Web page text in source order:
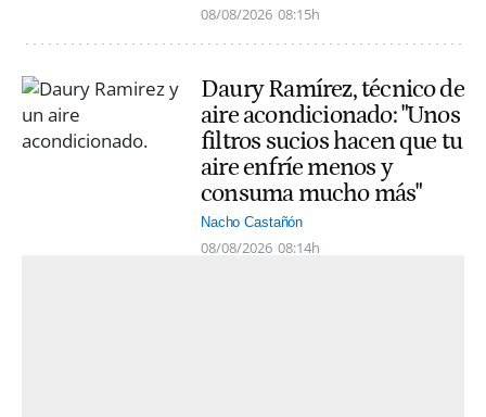
08/08/2026 08:15h
Daury Ramírez, técnico de
aire acondicionado: "Unos
filtros sucios hacen que tu
aire enfríe menos y
consuma mucho más"
Nacho Castañón
08/08/2026 08:14h